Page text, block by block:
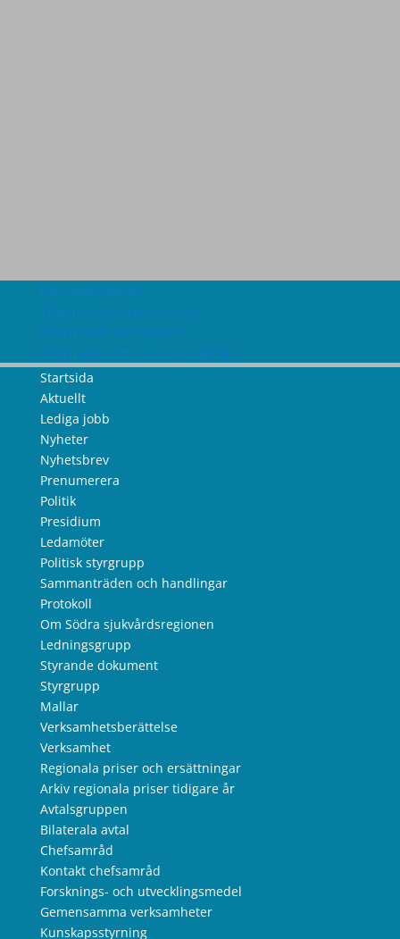
Om webbplatsen
Tillgänglighetsredogörelse
Information om cookies
Information om personuppgifter
Startsida
Aktuellt
Lediga jobb
Nyheter
Nyhetsbrev
Prenumerera
Politik
Presidium
Ledamöter
Politisk styrgrupp
Sammanträden och handlingar
Protokoll
Om Södra sjukvårdsregionen
Ledningsgrupp
Styrande dokument
Styrgrupp
Mallar
Verksamhetsberättelse
Verksamhet
Regionala priser och ersättningar
Arkiv regionala priser tidigare år
Avtalsgruppen
Bilaterala avtal
Chefsamråd
Kontakt chefsamråd
Forsknings- och utvecklingsmedel
Gemensamma verksamheter
Kunskapsstyrning